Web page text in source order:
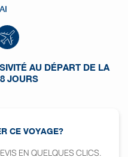
AU DÉPART DE LA
JOURS
CE VOYAGE?
EN QUELQUES CLICS.